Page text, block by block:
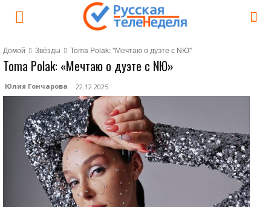
Домой Звёзды Toma Polak: "Мечтаю о дуэте с NЮ"
Toma Polak: «Мечтаю о дуэте с NЮ»
Юлия Гончарова 22.12.2025